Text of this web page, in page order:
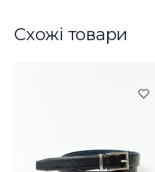
Схожі товари